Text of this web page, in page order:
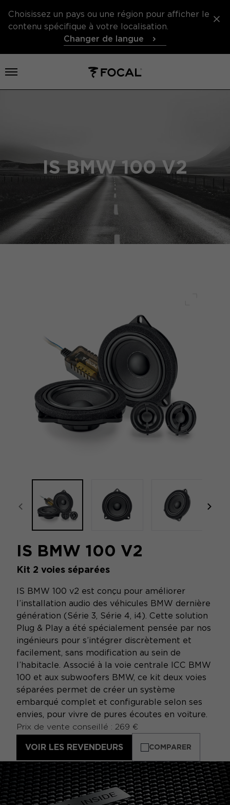
Choisissez un pays ou une région pour afficher le
contenu spécifique à votre localisation.
Changer de langue
Ouvrir le menu
IS BMW 100 V2
focal-naim-frontent::misc.prev_label
IS BMW 100 V2
Kit 2 voies séparées
IS BMW 100 v2 est conçu pour améliorer
l’installation audio des véhicules BMW dernière
génération (Série 3, Série 4, i4). Cette solution
Plug & Play a été spécialement pensée par nos
ingénieurs pour s’intégrer discrètement et
facilement, sans modification au sein de
l’habitacle. Associé à la voie centrale ICC BMW
100 et aux subwoofers BMW, ce kit deux voies
séparées permet de créer un système
embarqué complet et configurable selon ses
envies, pour vivre de pures écoutes en voiture.
Prix de vente conseillé : 269 €
VOIR LES REVENDEURS COMPARER